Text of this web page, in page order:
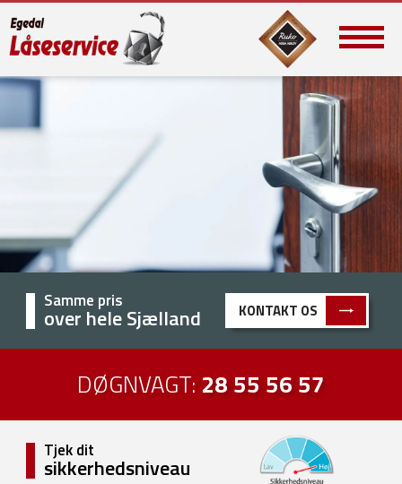
Samme pris
over hele Sjælland KONTAKT OS
DØGNVAGT: 28 55 56 57
Tjek dit
sikkerhedsniveau